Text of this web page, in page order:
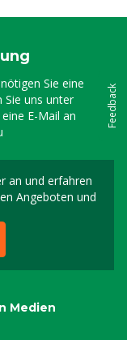
Sie eine
uns unter
E-Mail an
an und erfahren
Angeboten und
Sie sich für
Medien
Feedback